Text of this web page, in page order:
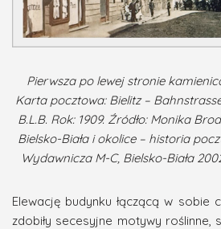
Pierwsza po lewej stronie
Karta pocztowa: Bielitz –
B.L.B. Rok: 1909. Źródło: Monika
Bielsko-Biała i okolice – historia
Wydawnicza M-C, Bielsko-Biała
Elewację budynku łączącą w sobie
zdobiły secesyjne motywy roślinne,